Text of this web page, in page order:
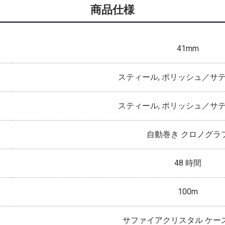
商品仕様
41mm
スティール, ポリッシュ／サ
スティール, ポリッシュ／サ
自動巻き クロノグラ
48 時間
100m
サファイアクリスタル ケー